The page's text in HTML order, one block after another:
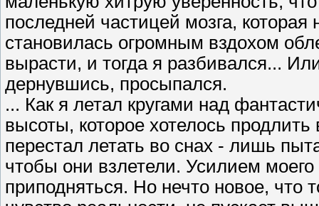
последней частицей мозга,
становилась огромным вздохом
вырасти, и тогда я разбивался...
дернувшись, просыпался.
... Как я летал кругами над
высоты, которое хотелось
перестал летать во снах - лишь
чтобы они взлетели. Усилием
приподняться. Но нечто новое, что